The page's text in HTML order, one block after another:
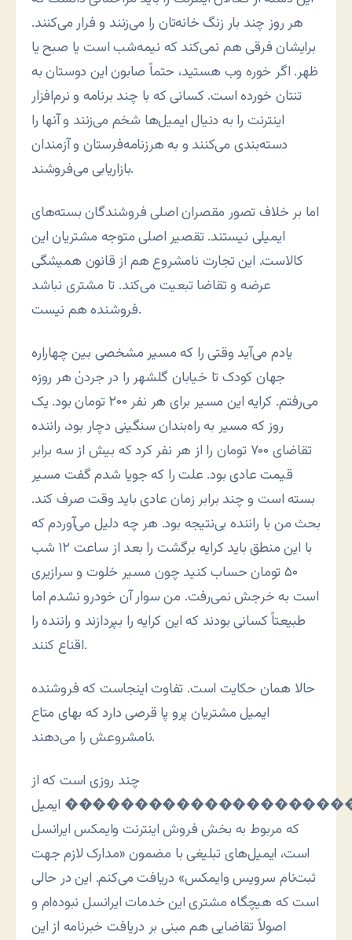
هر روز چند بار زنگ خانه‌تان را می‌زنند و فرار می‌کنند.
برایشان فرقی هم نمی‌کند که نیمه‌شب است یا صبح یا
ظهر. اگر خوره وب هستید، حتماً صابون این دوستان به
تنتان خورده است. کسانی که با چند برنامه و نرم‌افزار
اینترنت را به دنیال ایمیل‌ها شخم می‌زنند و آنها را
دسته‌بندی می‌کنند و به هرزنامه‌فرستان و آزمندان
بازاریابی می‌فروشند.
اما بر خلاف تصور مقصران اصلی فروشندگان بسته‌های
ایمیلی نیستند. تقصیر اصلی متوجه مشتریان این
کالاست. این تجارت نامشروع هم از قانون همیشگی
عرضه و تقاضا تبعیت می‌کند. تا مشتری نباشد
فروشنده هم نیست.
یادم می‌آید وقتی را که مسیر مشخصی بین چهاراره
جهان کودک تا خیابان گلشهر را در جردنٰ هر روزه
می‌رفتم. کرایه این مسیر برای هر نفر ۲۰۰ تومان بود. یک
روز که مسیر به راه‌بندان سنگینی دچار بود، راننده
تقاضای ۷۰۰ تومان را از هر نفر کرد که بیش از سه برابر
قیمت عادی بود. علت را که جویا شدم گفت مسیر
بسته است و چند برابر زمان عادی باید وقت صرف کند.
بحث من با راننده بی‌نتیجه بود. هر چه دلیل می‌آوردم که
با این منطق باید کرایه برگشت را بعد از ساعت ۱۲ شب
۵۰ تومان حساب کنید چون مسیر خلوت و سرازیری
است به خرجش نمی‌رفت. من سوار آن خودرو نشدم اما
طبیعتاً کسانی بودند که این کرایه را بپردازند و راننده را
اقناع کنند.
حالا همان حکایت است. تفاوت اینجاست که فروشنده
ایمیل مشتریان پرو پا قرصی دارد که بهای متاع
نامشروعش را می‌دهند.
چند روزی است که از
که مربوط به بخش فروش اینترنت وایمکس ایرانسل
است، ایمیل‌های تبلیغی با مضمون «مدارک لازم جهت
ثبت‌نام سرویس وایمکس» دریافت می‌کنم. این در حالی
است که هیچگاه مشتری این خدمات ایرانسل نبوده‌ام و
اصولاً تقاضایی هم مبنی بر دریافت خبرنامه از این